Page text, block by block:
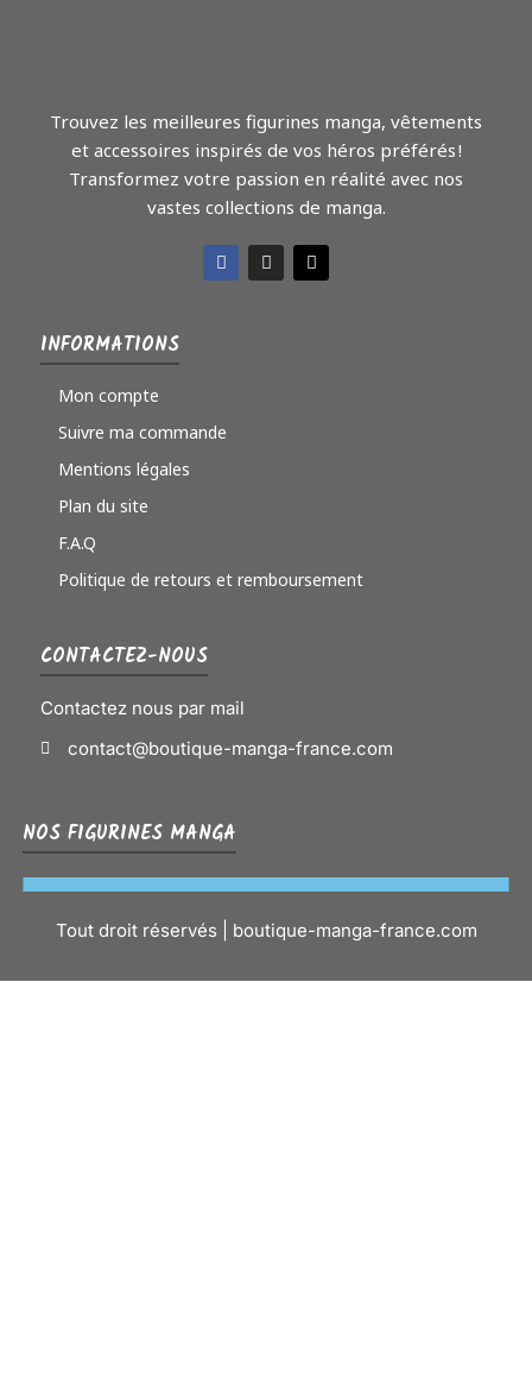
Trouvez les meilleures figurines manga, vêtements
et accessoires inspirés de vos héros préférés !
Transformez votre passion en réalité avec nos
vastes collections de manga.
INFORMATIONS
Mon compte
Suivre ma commande
Mentions légales
Plan du site
F.A.Q
Politique de retours et remboursement
CONTACTEZ-NOUS
Contactez nous par mail
contact@boutique-manga-france.com
NOS FIGURINES MANGA
Tout droit réservés | boutique-manga-france.com